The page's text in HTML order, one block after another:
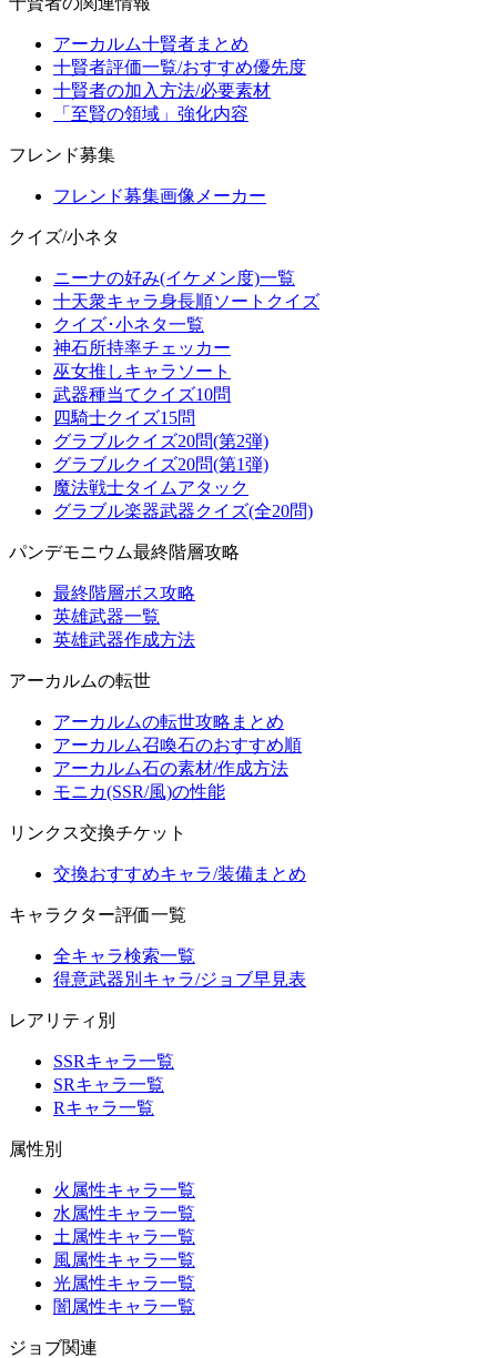
アーカルム十賢者まとめ
十賢者評価一覧/おすすめ優先度
十賢者の加入方法/必要素材
「至賢の領域」強化内容
フレンド募集
フレンド募集画像メーカー
クイズ/小ネタ
ニーナの好み(イケメン度)一覧
十天衆キャラ身長順ソートクイズ
クイズ･小ネタ一覧
神石所持率チェッカー
巫女推しキャラソート
武器種当てクイズ10問
四騎士クイズ15問
グラブルクイズ20問(第2弾)
グラブルクイズ20問(第1弾)
魔法戦士タイムアタック
グラブル楽器武器クイズ(全20問)
パンデモニウム最終階層攻略
最終階層ボス攻略
英雄武器一覧
英雄武器作成方法
アーカルムの転世
アーカルムの転世攻略まとめ
アーカルム召喚石のおすすめ順
アーカルム石の素材/作成方法
モニカ(SSR/風)の性能
リンクス交換チケット
交換おすすめキャラ/装備まとめ
キャラクター評価一覧
全キャラ検索一覧
得意武器別キャラ/ジョブ早見表
レアリティ別
SSRキャラ一覧
SRキャラ一覧
Rキャラ一覧
属性別
火属性キャラ一覧
水属性キャラ一覧
土属性キャラ一覧
風属性キャラ一覧
光属性キャラ一覧
闇属性キャラ一覧
ジョブ関連